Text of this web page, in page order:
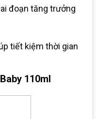
đoạn tăng trưởng
tiết kiệm thời gian
110ml